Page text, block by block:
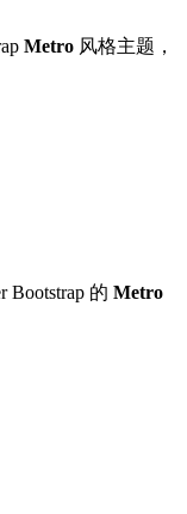
Metro 风格主题，
的 Metro